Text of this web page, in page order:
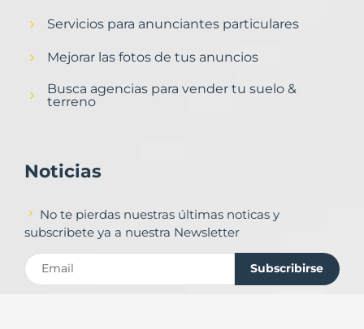
Servicios para anunciantes particulares
Mejorar las fotos de tus anuncios
Busca agencias para vender tu suelo &
terreno
Noticias
No te pierdas nuestras últimas noticas y
subscribete ya a nuestra Newsletter
Subscribirse